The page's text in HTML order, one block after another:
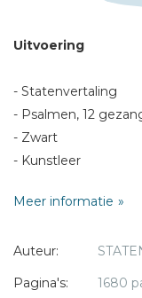
Uitvoering
- Statenvertaling
- Psalmen, 12
- Zwart
- Kunstleer
- Duimgreep
Meer informatie
Auteur:
Pagina's:
1680
E-mail *
* = verplicht